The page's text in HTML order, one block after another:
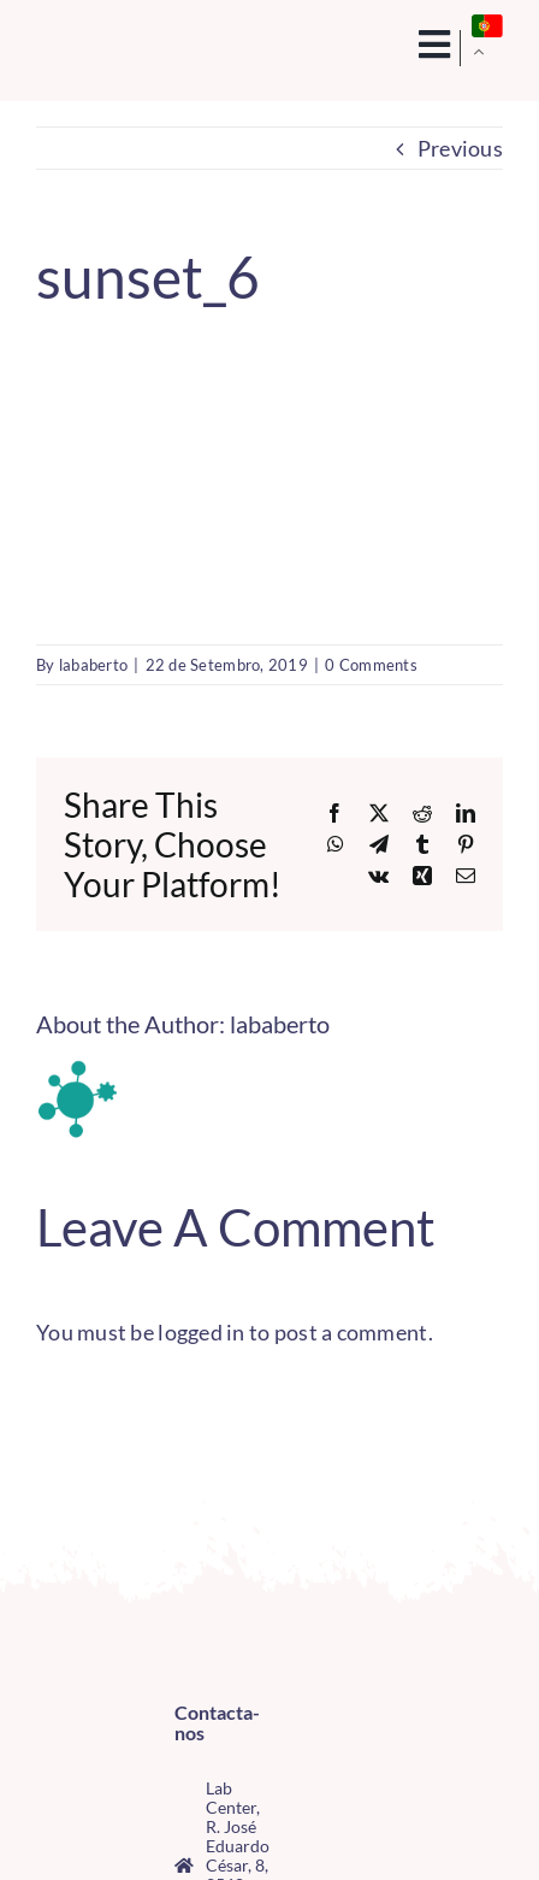
Previous
sunset_6
By lababerto 22 de Setembro, 2019 0 Comments
Share This
Story, Choose
Your Platform!
Facebook
X Reddit
WhatsApp
TelegramTumblr
Vk
XingEmail
About the Author: lababerto
Leave A Comment
You must belogged in to post a comment.
Contacta-
nos
Lab
Center,
R. José
Eduardo
César, 8,